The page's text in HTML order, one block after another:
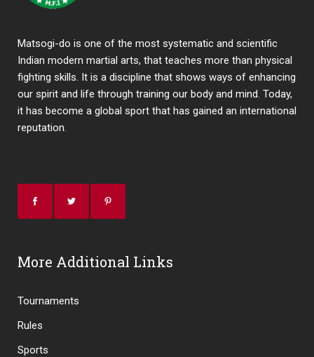
Matsogi-do is one of the most systematic and scientific
Indian modern martial arts, that teaches more than physical
fighting skills. It is a discipline that shows ways of enhancing
our spirit and life through training our body and mind. Today,
it has become a global sport that has gained an international
reputation.
More Additional Links
Tournaments
Rules
Sports